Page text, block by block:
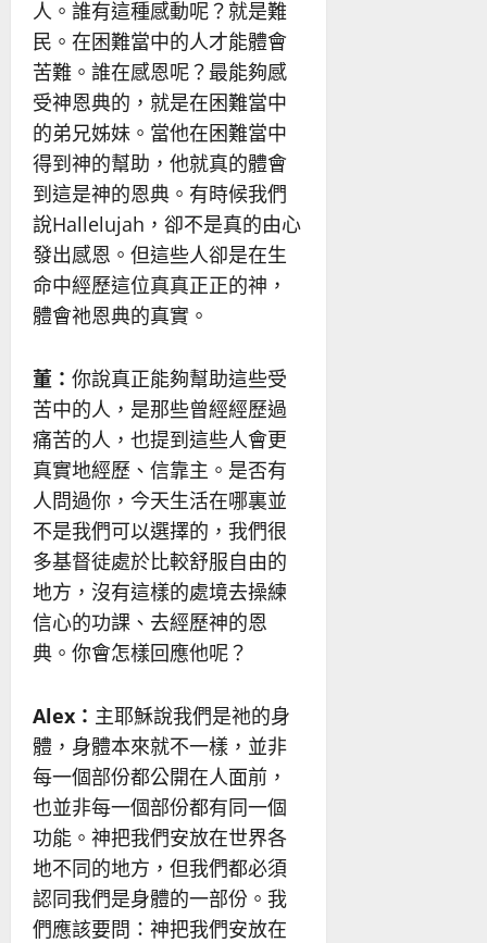
人。誰有這種感動呢？就是難
民。在困難當中的人才能體會
苦難。誰在感恩呢？最能夠感
受神恩典的，就是在困難當中
的弟兄姊妹。當他在困難當中
得到神的幫助，他就真的體會
到這是神的恩典。有時候我們
說Hallelujah，卻不是真的由心
發出感恩。但這些人卻是在生
命中經歷這位真真正正的神，
體會祂恩典的真實。
董： 你說真正能夠幫助這些受
苦中的人，是那些曾經經歷過
痛苦的人，也提到這些人會更
真實地經歷、信靠主。是否有
人問過你，今天生活在哪裏並
不是我們可以選擇的，我們很
多基督徒處於比較舒服自由的
地方，沒有這樣的處境去操練
信心的功課、去經歷神的恩
典。你會怎樣回應他呢？
Alex ： 主耶穌說我們是祂的身
體，身體本來就不一樣，並非
每一個部份都公開在人面前，
也並非每一個部份都有同一個
功能。神把我們安放在世界各
地不同的地方，但我們都必須
認同我們是身體的一部份。我
們應該要問：神把我們安放在